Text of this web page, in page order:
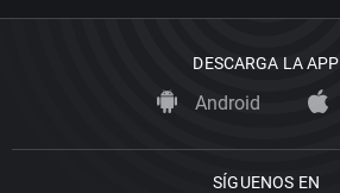
DESCARGA LA APP
Android
SÍGUENOS EN